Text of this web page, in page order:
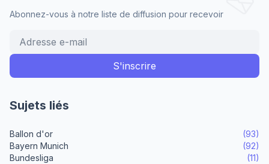
Abonnez-vous à notre liste de diffusion pour recevoir
Sujets liés
Ballon d'or
(93)
Bayern Munich
(92)
Bundesliga
(11)